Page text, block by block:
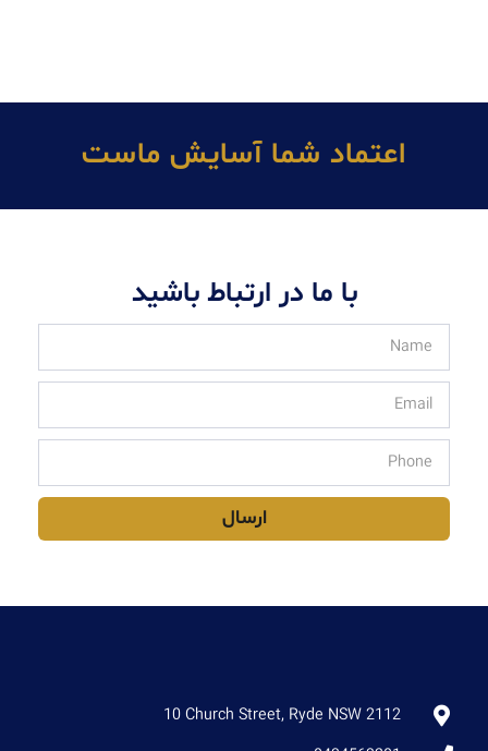
اعتماد شما آسايش ماست
با ما در ارتباط باشید
ارسال
10 Church Street, Ryde NSW 2112